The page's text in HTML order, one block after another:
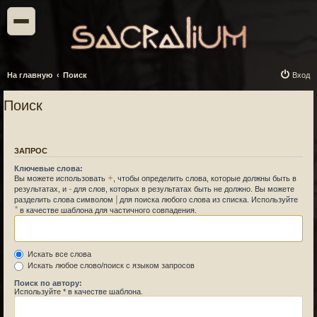
На главную Поиск Вход
Поиск
ЗАПРОС
Ключевые слова:
Вы можете использовать + , чтобы определить слова, которые должны быть в
результатах, и - для слов, которых в результатах быть не должно. Вы можете
разделить слова символом | для поиска любого слова из списка. Используйте
*в качестве шаблона для частичного совпадения.
Искать все слова
Искать любое слово/поиск с языком запросов
Поиск по автору:
Используйте * в качестве шаблона.